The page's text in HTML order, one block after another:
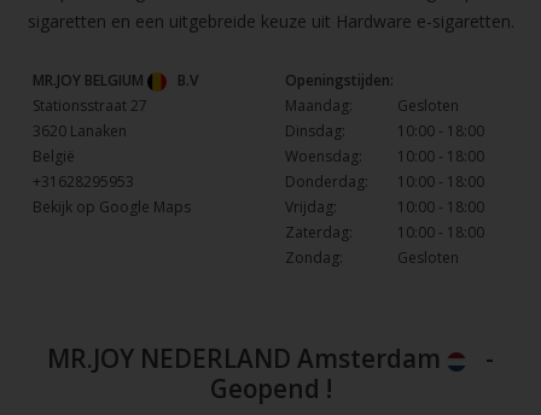
sigaretten en een uitgebreide keuze uit Hardware e-sigaretten.
MR.JOY BELGIUM
B.V
Stationsstraat 27
3620 Lanaken
België
+31628295953
Bekijk op Google Maps
Openingstijden:
Maandag:
Gesloten
Dinsdag:
10:00 - 18:00
Woensdag:
10:00 - 18:00
Donderdag:
10:00 - 18:00
Vrijdag:
10:00 - 18:00
Zaterdag:
10:00 - 18:00
Zondag:
Gesloten
MR.JOY NEDERLAND Amsterdam
-
Geopend !